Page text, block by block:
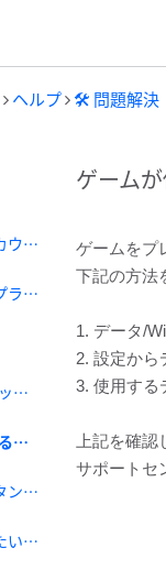
ヘルプ 🛠️ 問題解決
ゲーム
ゲームをプ
下記の方法
1. データ/
2. 設定から
3. 使用する
上記を確
サポートセ
プレイしていたゲストアカウントに接続できません。
アカウント連携を行ったプラットフォームのID/PWを忘れました。
ゲームのインストール/アップデートができません。
ゲームが停止/強制終了する現象があります。
ゲームのアップデートボタンが見当たりません。
プッシュ通知を無効にしたいです。